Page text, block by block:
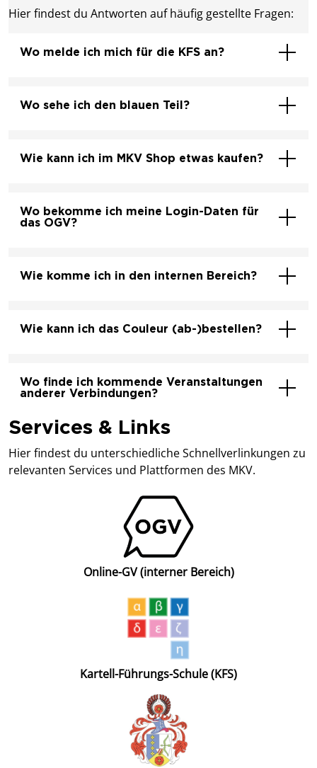
Hier findest du Antworten auf häufig gestellte Fragen:
Wo melde ich mich für die KFS an?
Wo sehe ich den blauen Teil?
Wie kann ich im MKV Shop etwas kaufen?
Wo bekomme ich meine Login-Daten für
das OGV?
Wie komme ich in den internen Bereich?
Wie kann ich das Couleur (ab-)bestellen?
Wo finde ich kommende Veranstaltungen
anderer Verbindungen?
Services & Links
Hier findest du unterschiedliche Schnellverlinkungen zu
relevanten Services und Plattformen des MKV.
Online-GV (interner Bereich)
Kartell-Führungs-Schule (KFS)